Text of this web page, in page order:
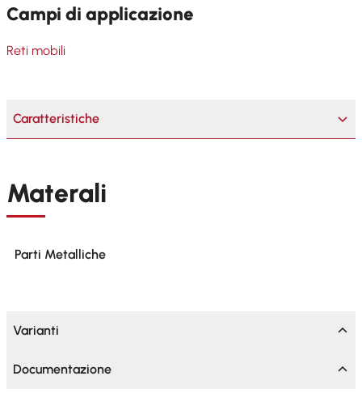
Campi di applicazione
Reti mobili
Caratteristiche
Materali
Parti Metalliche
Varianti
Documentazione